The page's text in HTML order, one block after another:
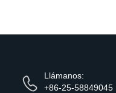
Llámanos:
+86-25-58849045